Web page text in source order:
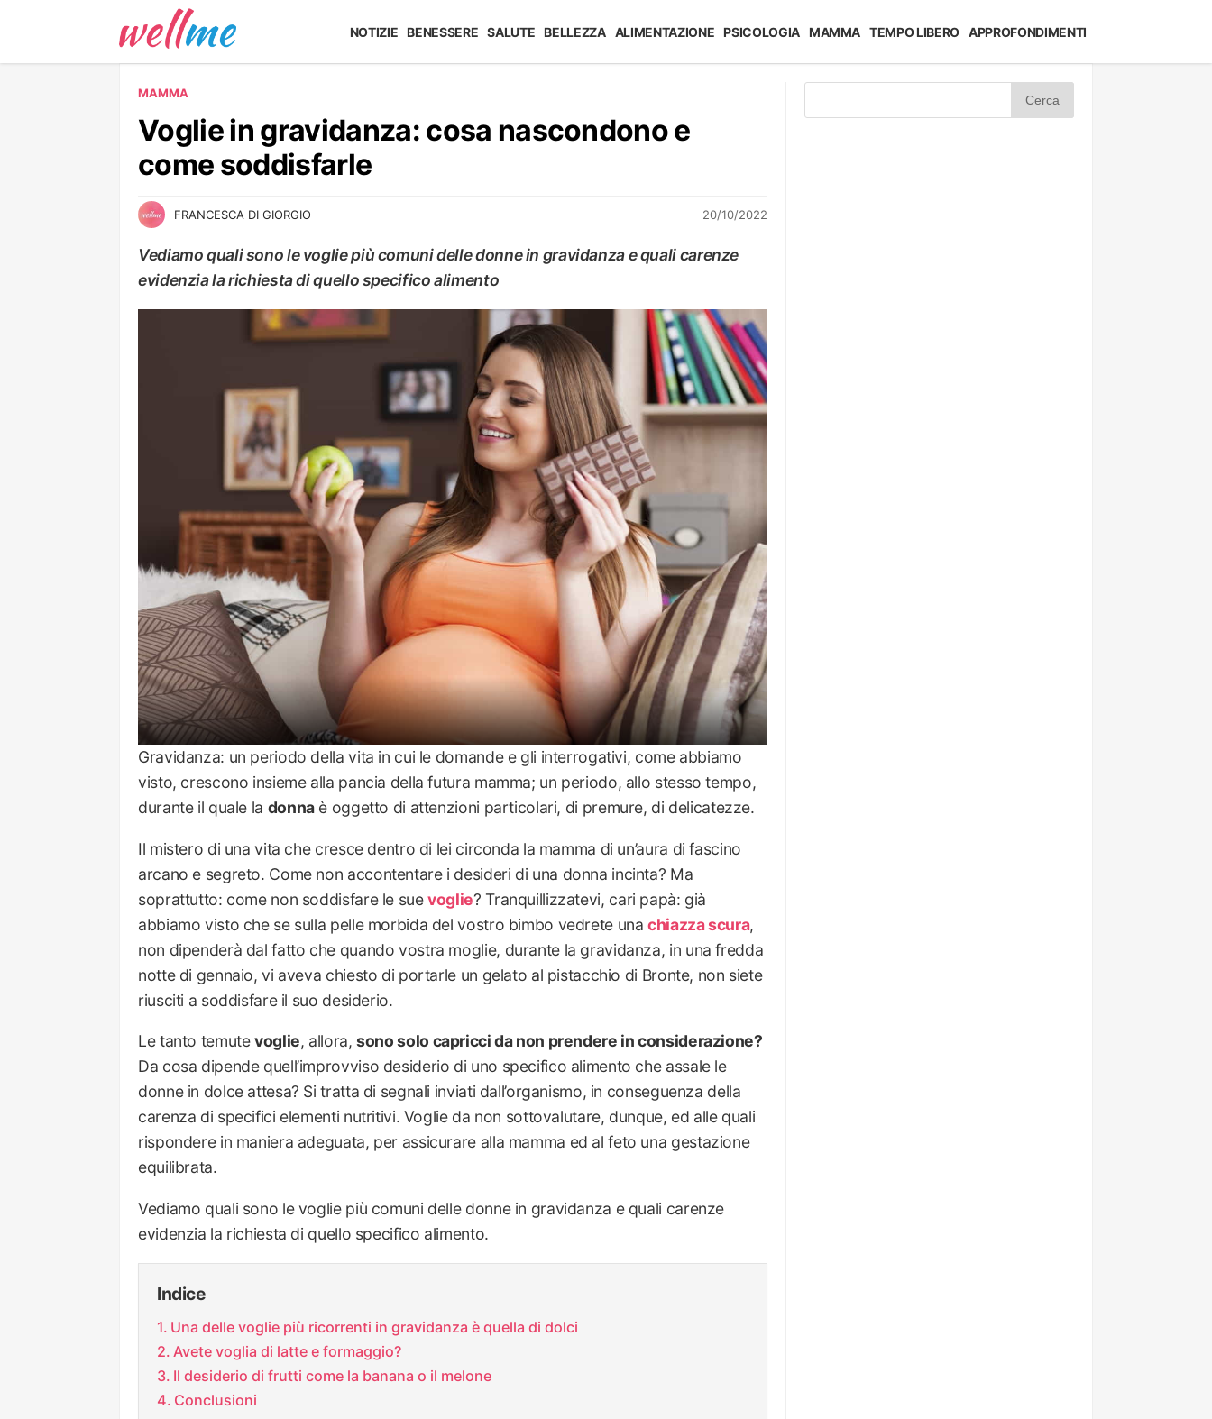
NOTIZIE BENESSERE SALUTE BELLEZZA ALIMENTAZIONE PSICOLOGIA MAMMA TEMPO LIBERO APPROFONDIMENTI
MAMMA
Voglie in gravidanza: cosa nascondono e
come soddisfarle
FRANCESCA DI GIORGIO 20/10/2022
Vediamo quali sono le voglie più comuni delle donne in gravidanza e quali carenze
evidenzia la richiesta di quello specifico alimento
Gravidanza: un periodo della vita in cui le domande e gli interrogativi, come abbiamo
visto, crescono insieme alla pancia della futura mamma; un periodo, allo stesso tempo,
durante il quale la donnaè oggetto di attenzioni particolari, di premure, di delicatezze.
Il mistero di una vita che cresce dentro di lei circonda la mamma di un’aura di fascino
arcano e segreto. Come non accontentare i desideri di una donna incinta? Ma
soprattutto: come non soddisfare le suevoglie? Tranquillizzatevi, cari papà: già
abbiamo visto che se sulla pelle morbida del vostro bimbo vedrete unachiazza scura,
non dipenderà dal fatto che quando vostra moglie, durante la gravidanza, in una fredda
notte di gennaio, vi aveva chiesto di portarle un gelato al pistacchio di Bronte, non siete
riusciti a soddisfare il suo desiderio.
Le tanto temutevoglie, allora,sono solo capricci da non prendere in considerazione?
Da cosa dipende quell’improvviso desiderio di uno specifico alimento che assale le
donne in dolce attesa? Si tratta di segnali inviati dall’organismo, in conseguenza della
carenza di specifici elementi nutritivi. Voglie da non sottovalutare, dunque, ed alle quali
rispondere in maniera adeguata, per assicurare alla mamma ed al feto una gestazione
equilibrata.
Vediamo quali sono le voglie più comuni delle donne in gravidanza e quali carenze
evidenzia la richiesta di quello specifico alimento.
Indice
Una delle voglie più ricorrenti in gravidanza è quella di dolci
Avete voglia di latte e formaggio?
Il desiderio di frutti come la banana o il melone
Conclusioni